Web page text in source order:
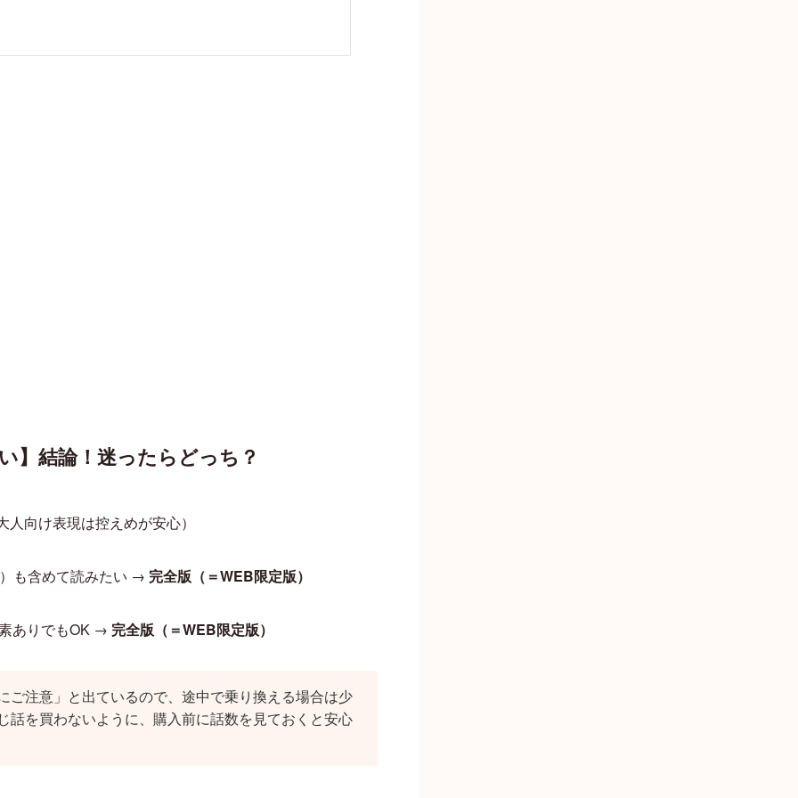
】結論！迷ったらどっち？
向け表現は控えめが安心）
も含めて読みたい → 完全版（＝WEB限定版）
ありでもOK → 完全版（＝WEB限定版）
ご注意」と出ているので、途中で乗り換える場合は少
話を買わないように、購入前に話数を見ておくと安心